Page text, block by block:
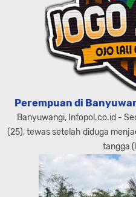
Perempuan di
Banyuwangi, Infopol.co.id -
(25), tewas setelah diduga
tangga